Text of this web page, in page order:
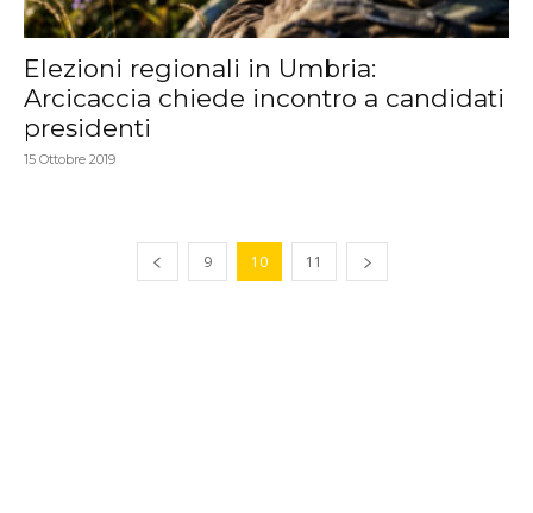
Elezioni regionali in Umbria:
Arcicaccia chiede incontro a candidati
presidenti
15 Ottobre 2019
9 10 11